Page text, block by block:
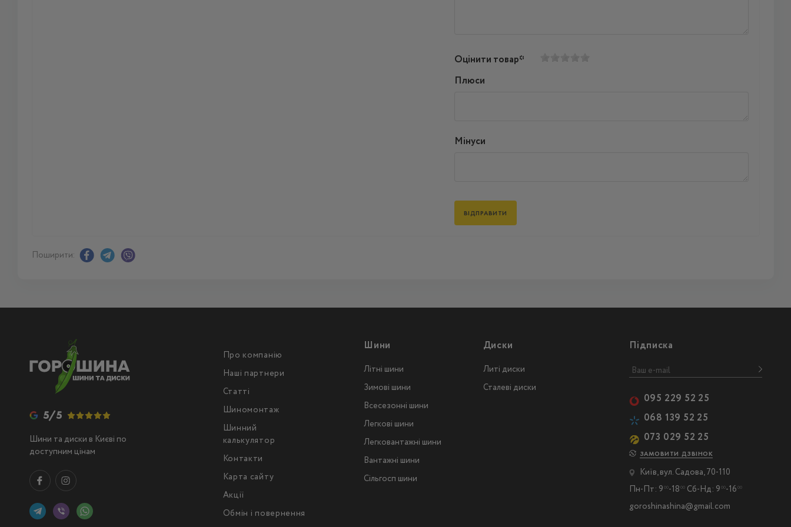
Оцінити товар*
Плюси
Мінуси
Поширити:
5/5
Шини та диски в Києві по
доступним цінам
Про компанію
Наші партнери
Статті
Шиномонтаж
Шинний
калькулятор
Контакти
Карта сайту
Акції
Обмін і повернення
Шини
Літні шини
Зимові шини
Всесезонні шини
Легкові шини
Легковантажнi шини
Вантажнi шини
Сільгосп шини
Диски
Литі диски
Сталеві диски
Підписка
095 229 52 25
068 139 52 25
073 029 52 25
ЗАМОВИТИ ДЗВІНОК
Київ, вул. Садова, 70-110
Пн-Пт: 9 00-18 00Сб-Нд: 9 00-16 00
goroshinashina@gmail.com